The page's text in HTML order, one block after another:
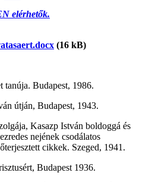
elérhetők.
(16 kB)
Budapest, 1986.
útján, Budapest, 1943.
Kasazp István boldoggá és
nejének csodálatos
cikkek. Szeged, 1941.
Budapest 1936.